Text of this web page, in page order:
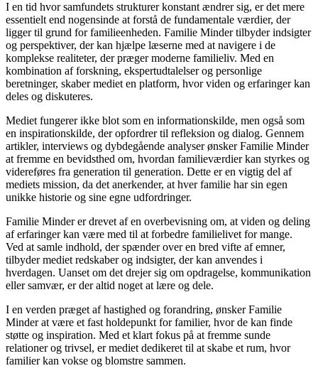
I en tid hvor samfundets strukturer konstant ændrer sig, er det mere
essentielt end nogensinde at forstå de fundamentale værdier, der
ligger til grund for familieenheden. Familie Minder tilbyder indsigter
og perspektiver, der kan hjælpe læserne med at navigere i de
komplekse realiteter, der præger moderne familieliv. Med en
kombination af forskning, ekspertudtalelser og personlige
beretninger, skaber mediet en platform, hvor viden og erfaringer kan
deles og diskuteres.
Mediet fungerer ikke blot som en informationskilde, men også som
en inspirationskilde, der opfordrer til refleksion og dialog. Gennem
artikler, interviews og dybdegående analyser ønsker Familie Minder
at fremme en bevidsthed om, hvordan familieværdier kan styrkes og
videreføres fra generation til generation. Dette er en vigtig del af
mediets mission, da det anerkender, at hver familie har sin egen
unikke historie og sine egne udfordringer.
Familie Minder er drevet af en overbevisning om, at viden og deling
af erfaringer kan være med til at forbedre familielivet for mange.
Ved at samle indhold, der spænder over en bred vifte af emner,
tilbyder mediet redskaber og indsigter, der kan anvendes i
hverdagen. Uanset om det drejer sig om opdragelse, kommunikation
eller samvær, er der altid noget at lære og dele.
I en verden præget af hastighed og forandring, ønsker Familie
Minder at være et fast holdepunkt for familier, hvor de kan finde
støtte og inspiration. Med et klart fokus på at fremme sunde
relationer og trivsel, er mediet dedikeret til at skabe et rum, hvor
familier kan vokse og blomstre sammen.